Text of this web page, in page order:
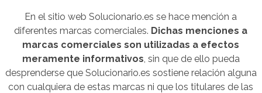
En el sitio web Solucionario.es se hace mención a
diferentes marcas comerciales. Dichas menciones a
marcas comerciales son utilizadas a efectos
meramente informativos, sin que de ello pueda
desprenderse que Solucionario.es sostiene relación alguna
con cualquiera de estas marcas ni que los titulares de las